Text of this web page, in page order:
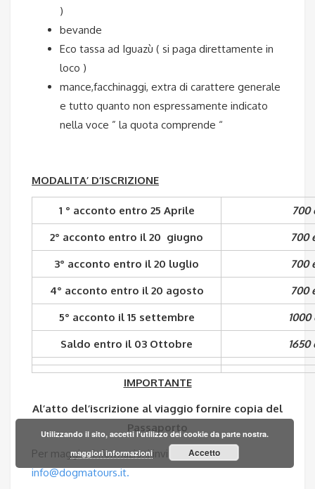
)
bevande
Eco tassa ad Iguazù ( si paga direttamente in
loco )
mance,facchinaggi, extra di carattere generale
e tutto quanto non espressamente indicato
nella voce ” la quota comprende “
MODALITA’ D’ISCRIZIONE
1 ° acconto entro 25 Aprile
700
2° acconto entro il 20 giugno
700
3° acconto entro il 20 luglio
700
4° acconto entro il 20 agosto
700
5° acconto il 15 settembre
1000
Saldo entro il 03 Ottobre
1650
IMPORTANTE
Al’atto del’iscrizione al viaggio fornire copia del
Passaporto
Per maggior informazioni invia una mai
info@dogmatours.it.
Utilizzando il sito, accetti l'utilizzo dei cookie da parte nostra.
maggiori informazioni
Accetto